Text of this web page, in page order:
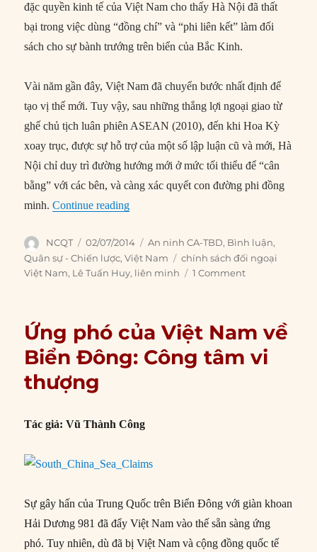
đặc quyền kinh tế của Việt Nam cho thấy Hà Nội đã thất
bại trong việc dùng “đồng chí” và “phi liên kết” làm đối
sách cho sự bành trướng trên biển của Bắc Kinh.
Vài năm gần đây, Việt Nam đã chuyển bước nhất định để
tạo vị thế mới. Tuy vậy, sau những thắng lợi ngoại giao từ
ghế chủ tịch luân phiên ASEAN (2010), đến khi Hoa Kỳ
xoay trục, được sự hỗ trợ của một số lập luận cũ và mới, Hà
Nội chỉ duy trì đường hướng mới ở mức tối thiểu để “cân
bằng” với các bên, và càng xác quyết con đường phi đồng
minh.Continue reading“Tại sao Việt Nam cần chuyển hướng
Author
NCQT
Posted
on
02/07/2014 Categories
An ninh CA-TBD, Bình luận,
Quân sự - Chiến lược,Việt Nam Tags
chính sách đối ngoại
Việt Nam, Lê Tuấn Huy, liên minh 1 Comment
Ứng phó của Việt Nam về
Biển Đông: Công tâm vi
thượng
Tác giả: Vũ Thành Công
Sự gây hấn của Trung Quốc trên Biển Đông với giàn khoan
Hải Dương 981 đã đẩy Việt Nam vào thế sẵn sàng ứng
phó. Tuy nhiên, dù đã bị Việt Nam và cộng đồng quốc tế